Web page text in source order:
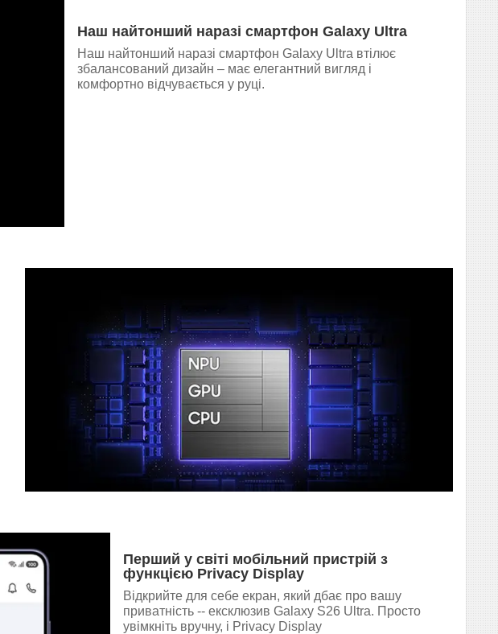
Наш найтонший наразі смартфон Galaxy Ultra
Наш найтонший наразі смартфон Galaxy Ultra втілює
збалансований дизайн – має елегантний вигляд і
комфортно відчувається у руці.
Перший у світі мобільний пристрій з
функцією Privacy Display
Відкрийте для себе екран, який дбає про вашу
приватність -- ексклюзив Galaxy S26 Ultra. Просто
увімкніть вручну, і Privacy Display